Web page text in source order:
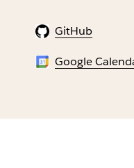
GitHub
Google